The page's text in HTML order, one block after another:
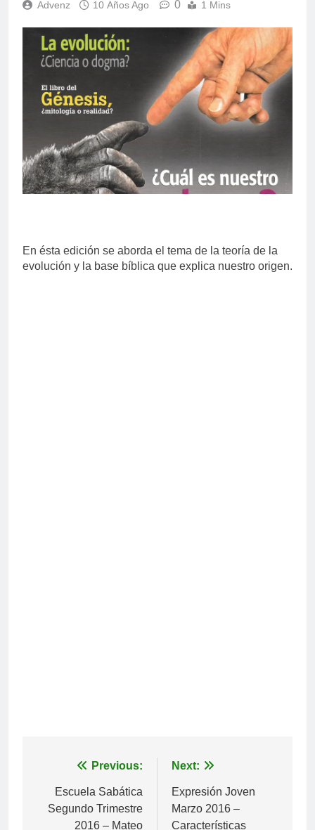
Advenz 10 Años Ago 0 1 Mins
En ésta edición se aborda el tema de la teoría de la
evolución y la base bíblica que explica nuestro origen.
Navegación
entradas
Previous:
Escuela Sabática
Segundo Trimestre
2016 – Mateo
Next:
Expresión Joven
Marzo 2016 –
Características